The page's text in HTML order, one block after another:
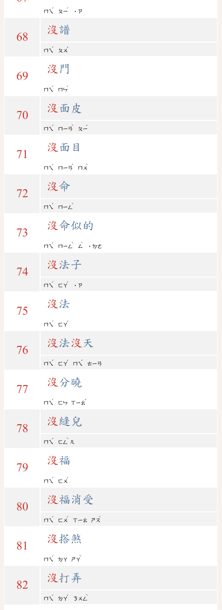
ㄇㄟ
ˊ
ㄆㄧ
ˊ
˙ㄗ
68
沒 譜
ㄇㄟ
ˊ
ㄆㄨ
ˇ
69
沒 門
ㄇㄟ
ˊ
ㄇㄣ
ˊ
70
沒 面皮
ㄇㄟ
ˊ
ㄇㄧㄢ
ˋ
ㄆㄧ
ˊ
71
沒 面目
ㄇㄟ
ˊ
ㄇㄧㄢ
ˋ
ㄇㄨ
ˋ
72
沒 命
ㄇㄟ
ˊ
ㄇㄧㄥ
ˋ
73
沒 命似的
ㄇㄟ
ˊ
ㄇㄧㄥ
ˋ
ㄙ
ˋ
˙ㄉㄜ
74
沒 法子
ㄇㄟ
ˊ
ㄈㄚ
ˊ
˙ㄗ
75
沒 法
ㄇㄟ
ˊ
ㄈㄚ
ˇ
76
沒 法沒 天
ㄇㄟ
ˊ
ㄈㄚ
ˇ
ㄇㄟ
ˊ
ㄊㄧㄢ
77
沒 分曉
ㄇㄟ
ˊ
ㄈㄣ ㄒㄧㄠ
ˇ
78
沒 縫兒
ㄇㄟ
ˊ
ㄈㄥ
ˋ
ㄦ
79
沒 福
ㄇㄟ
ˊ
ㄈㄨ
ˊ
80
沒 福消受
ㄇㄟ
ˊ
ㄈㄨ
ˊ
ㄒㄧㄠ ㄕㄡ
ˋ
81
沒 搭煞
ㄇㄟ
ˊ
ㄉㄚ ㄕㄚ
ˋ
82
沒 打弄
ㄇㄟ
ˊ
ㄉㄚ
ˇ
ㄋㄨㄥ
ˋ